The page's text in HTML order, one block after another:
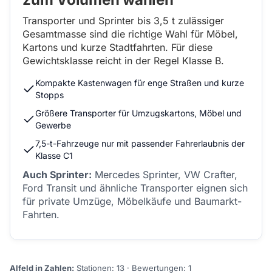
Transporter und Sprinter bis 3,5 t zulässiger
Gesamtmasse sind die richtige Wahl für Möbel,
Kartons und kurze Stadtfahrten. Für diese
Gewichtsklasse reicht in der Regel Klasse B.
Kompakte Kastenwagen für enge Straßen und kurze
Stopps
Größere Transporter für Umzugskartons, Möbel und
Gewerbe
7,5-t-Fahrzeuge nur mit passender Fahrerlaubnis der
Klasse C1
Auch Sprinter: Mercedes Sprinter, VW Crafter,
Ford Transit und ähnliche Transporter eignen sich
für private Umzüge, Möbelkäufe und Baumarkt-
Fahrten.
Alfeld in Zahlen: Stationen: 13 · Bewertungen: 1